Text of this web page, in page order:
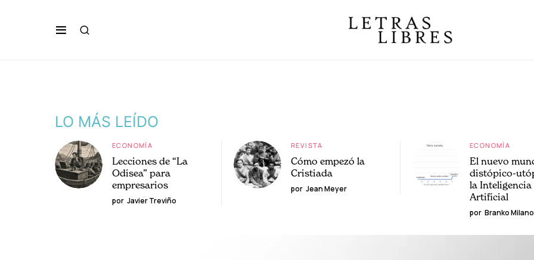
LO MÁS LEÍDO
ECONOMÍA
Lecciones de “La
Odisea” para
empresarios
por Javier Treviño
REVISTA
Cómo empezó la
Cristiada
por Jean Meyer
ECONOMÍA
El nuevo
distópico-
la Inteligencia
Artificial
por Branko